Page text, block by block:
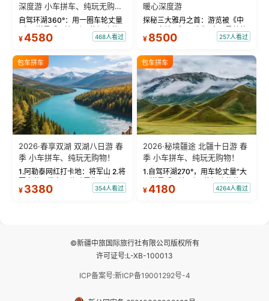
深度游 小车拼车、纯玩无购
物！
自驾环湖360°：用一圈车轮丈量
“大西洋最后一滴眼泪”的极致蔚
蓝。 赛湖旅拍：甄选多款风格服
绝美瞬间。 赛湖坦克300跟车视
频：专业摄影师...
¥4580 468人看过
暖心深度游
探秘三大雅丹之首：游览被《中
国国家地理》评选为“中国最美的
三大雅丹”第一名的克拉玛依魔鬼
瓦人最大村落——禾木村，欣赏
晨雾与小木...
¥ 8500 257人看过
包车拼车
2026·春享双湖 双湖八日游 春
季 小车拼车、纯玩无购物！
1.阿勒泰网红打卡地：将军山 2.将
军山落日缆车，体验雪都风光 3.
将军山，夕阳派对，蹦迪party 4.
¥ 3380 354人看过
包车拼车
2026·秘境疆途 北疆十日游 春
季 小车拼车、纯玩无购物！
1.自驾环湖270°，用车轮丈量“大
西洋最后一滴眼泪”的极致蔚蓝，
让雪山、花海与深邃湖水在转弯
¥4180 4264人看过
©新疆中旅国际旅行社有限公司版权所有
许可证号:L-XB-100013
ICP备案号:新ICP备19001292号-4